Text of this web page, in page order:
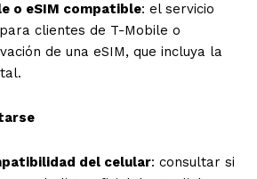
o eSIM compatible: el servicio
clientes de T-Mobile o
de una eSIM, que incluya la
del celular: consultar si